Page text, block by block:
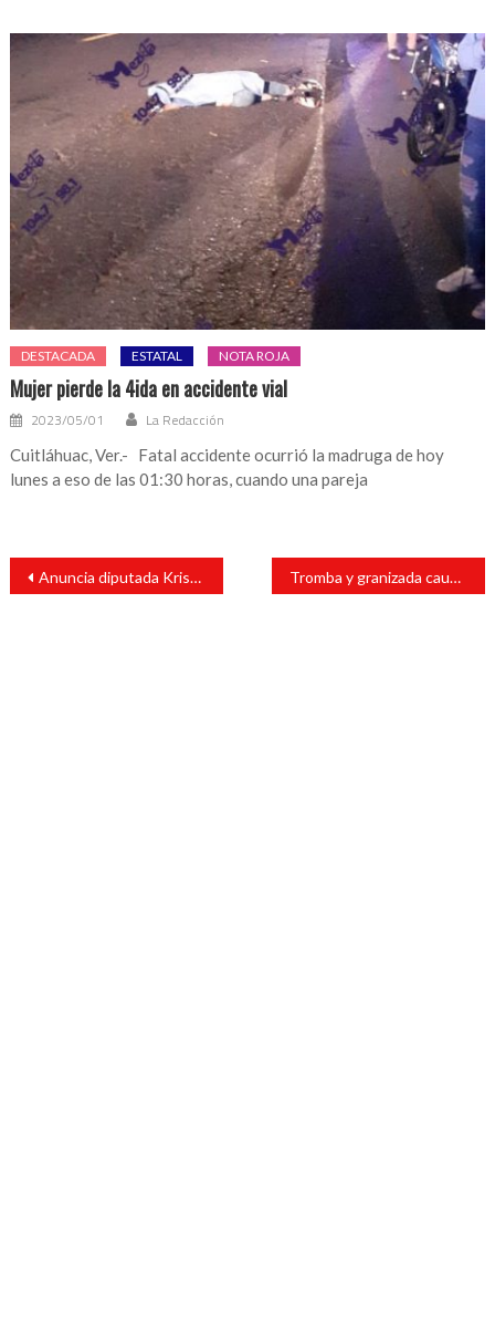
DESTACADA ESTATAL NOTA ROJA
Mujer pierde la 4ida en accidente vial
2023/05/01 La Redacción
Cuitláhuac, Ver.- Fatal accidente ocurrió la madruga de hoy
lunes a eso de las 01:30 horas, cuando una pareja
Navegación
entradas
Anuncia diputada Kristel Hernández construcción del Puente de Río Grande en Santiago Tuxtla Tromba y granizada causan severas inundaciones en Nuevo Laredo